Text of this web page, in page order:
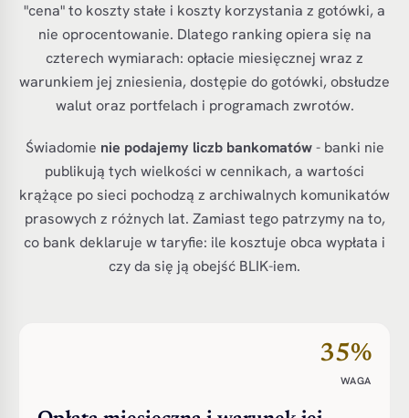
"cena" to koszty stałe i koszty korzystania z gotówki, a
nie oprocentowanie. Dlatego ranking opiera się na
czterech wymiarach: opłacie miesięcznej wraz z
warunkiem jej zniesienia, dostępie do gotówki, obsłudze
walut oraz portfelach i programach zwrotów.
Świadomie nie podajemy liczb bankomatów- banki nie
publikują tych wielkości w cennikach, a wartości
krążące po sieci pochodzą z archiwalnych komunikatów
prasowych z różnych lat. Zamiast tego patrzymy na to,
co bank deklaruje w taryfie: ile kosztuje obca wypłata i
czy da się ją obejść BLIK-iem.
35%
WAGA